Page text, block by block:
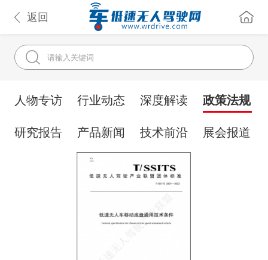
返回
人物专访 行业动态 深度解读 政策法规
研究报告 产品新闻 技术前沿 展会报道